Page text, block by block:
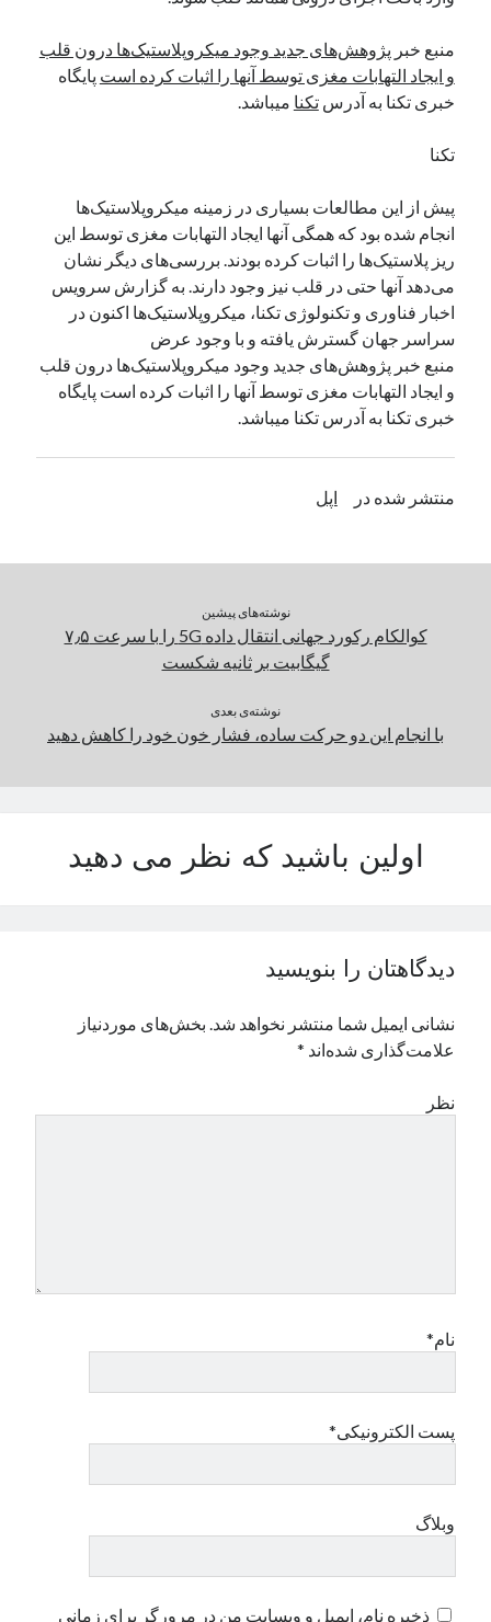
سپتامبر 2023
آگوست 2023
جولای 2023
دسته‌ها
اپل
دسته‌بندی نشده
منبع خبر پژوهش‌های جدید وجود میکروپلاستیک‌ها درون قلب
و ایجاد التهابات مغزی توسط آنها را اثبات کرده است پایگاه
خبری تکنا به آدرستکنا میباشد.
تکنا
پیش از این مطالعات بسیاری در زمینه میکروپلاستیک‌ها
انجام شده بود که همگی آنها ایجاد التهابات مغزی توسط این
ریز پلاستیک‌ها را اثبات کرده بودند. بررسی‌های دیگر نشان
می‌دهد آنها حتی در قلب نیز وجود دارند. به گزارش سرویس
اخبار فناوری و تکنولوژی تکنا، میکروپلاستیک‌ها اکنون در
سراسر جهان گسترش یافته و با وجود عرض
منبع خبر پژوهش‌های جدید وجود میکروپلاستیک‌ها درون قلب
و ایجاد التهابات مغزی توسط آنها را اثبات کرده است پایگاه
خبری تکنا به آدرس تکنا میباشد.
منتشر شده در اپل
نوشته‌های پیشین
کوالکام رکورد جهانی انتقال داده 5G را با سرعت ۷٫۵
گیگابیت بر ثانیه شکست
نوشته‌ی بعدی
با انجام این دو حرکت ساده، فشار خون خود را کاهش دهید
اولین باشید که نظر می دهید
دیدگاهتان را بنویسید
نشانی ایمیل شما منتشر نخواهد شد. بخش‌های موردنیاز
علامت‌گذاری شده‌اند *
نظر
نام*
پست الکترونیکی*
وبلاگ
ذخیره نام، ایمیل و وبسایت من در مرورگر برای زمانی